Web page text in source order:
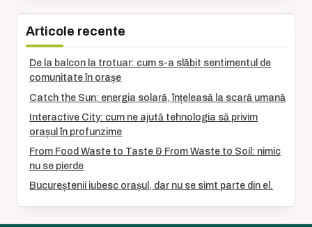
Articole recente
De la balcon la trotuar: cum s-a slăbit sentimentul de
comunitate în orașe
Catch the Sun: energia solară, înțeleasă la scară umană
Interactive City: cum ne ajută tehnologia să privim
orașul în profunzime
From Food Waste to Taste & From Waste to Soil: nimic
nu se pierde
Bucureștenii iubesc orașul, dar nu se simt parte din el.